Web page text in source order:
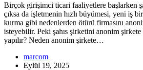
Birçok girişimci ticari faaliyetlere başlarken
çıksa da işletmenin hızlı büyümesi, yeni iş
kurma gibi nedenlerden ötürü firmasını
isteyebilir. Peki şahıs şirketini anonim şirkete
yapılır? Neden anonim şirkete…
marcom
Eylül 19, 2025